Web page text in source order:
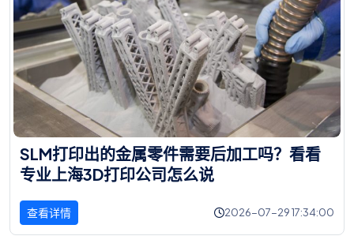
SLM打印出的金属零件需要后加工吗？ 看看
专业 上海3D打印公司怎么说
查看详情 2026-07-29 17:34:00